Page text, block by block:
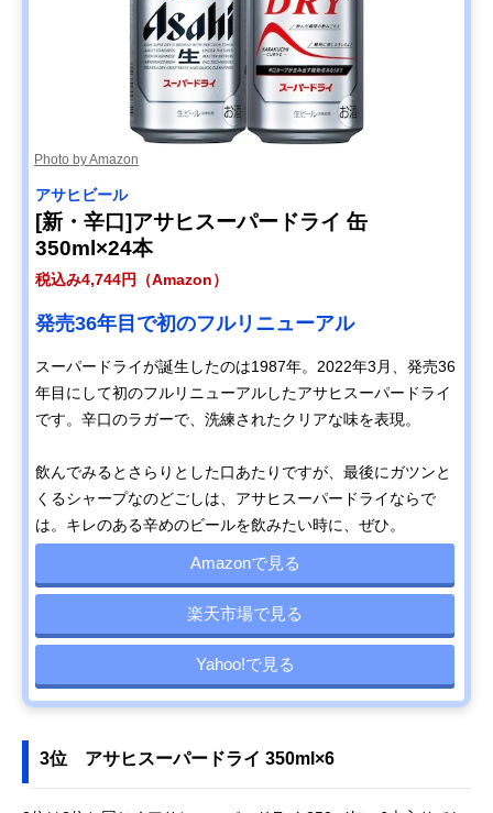
Photo by Amazon
アサヒビール
[新・辛口]アサヒスーパードライ 缶
350ml×24本
税込み4,744円（Amazon）
発売36年目で初のフルリニューアル
スーパードライが誕生したのは1987年。2022年3月、発売36
年目にして初のフルリニューアルしたアサヒスーパードライ
です。辛口のラガーで、洗練されたクリアな味を表現。
飲んでみるとさらりとした口あたりですが、最後にガツンと
くるシャープなのどごしは、アサヒスーパードライならで
は。キレのある辛めのビールを飲みたい時に、ぜひ。
Amazonで見る
楽天市場で見る
Yahoo!で見る
3位 アサヒスーパードライ 350ml×6